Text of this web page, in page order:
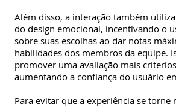
Além disso, a interação também
do design emocional, incentivando o
sobre suas escolhas ao dar notas
habilidades dos membros da equipe.
promover uma avaliação mais
aumentando a confiança do usuário
Para evitar que a experiência se torne